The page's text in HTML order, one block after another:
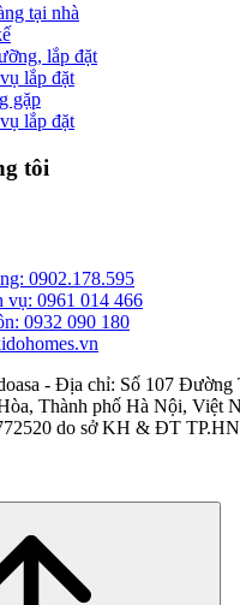
tại nhà
lắp đặt
lắp đặt
gặp
lắp đặt
tôi
0902.178.595
0961 014 466
0932 090 180
- Địa chỉ: Số 107 Đường
Thành phố Hà Nội, Việt
do sở KH & ĐT TP.HN